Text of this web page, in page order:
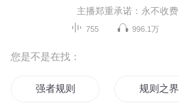
755 996.1万
您是不是在找：
强者规则 规则之界